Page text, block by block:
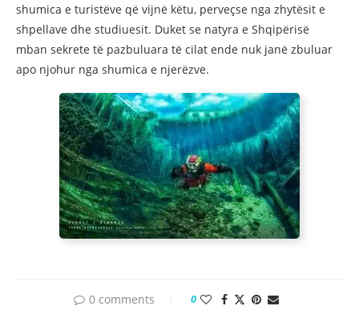
shumica e turistëve që vijnë këtu, perveçse nga zhytësit e
shpellave dhe studiuesit. Duket se natyra e Shqipërisë
mban sekrete të pazbuluara të cilat ende nuk janë zbuluar
apo njohur nga shumica e njerëzve.
0 comments 0